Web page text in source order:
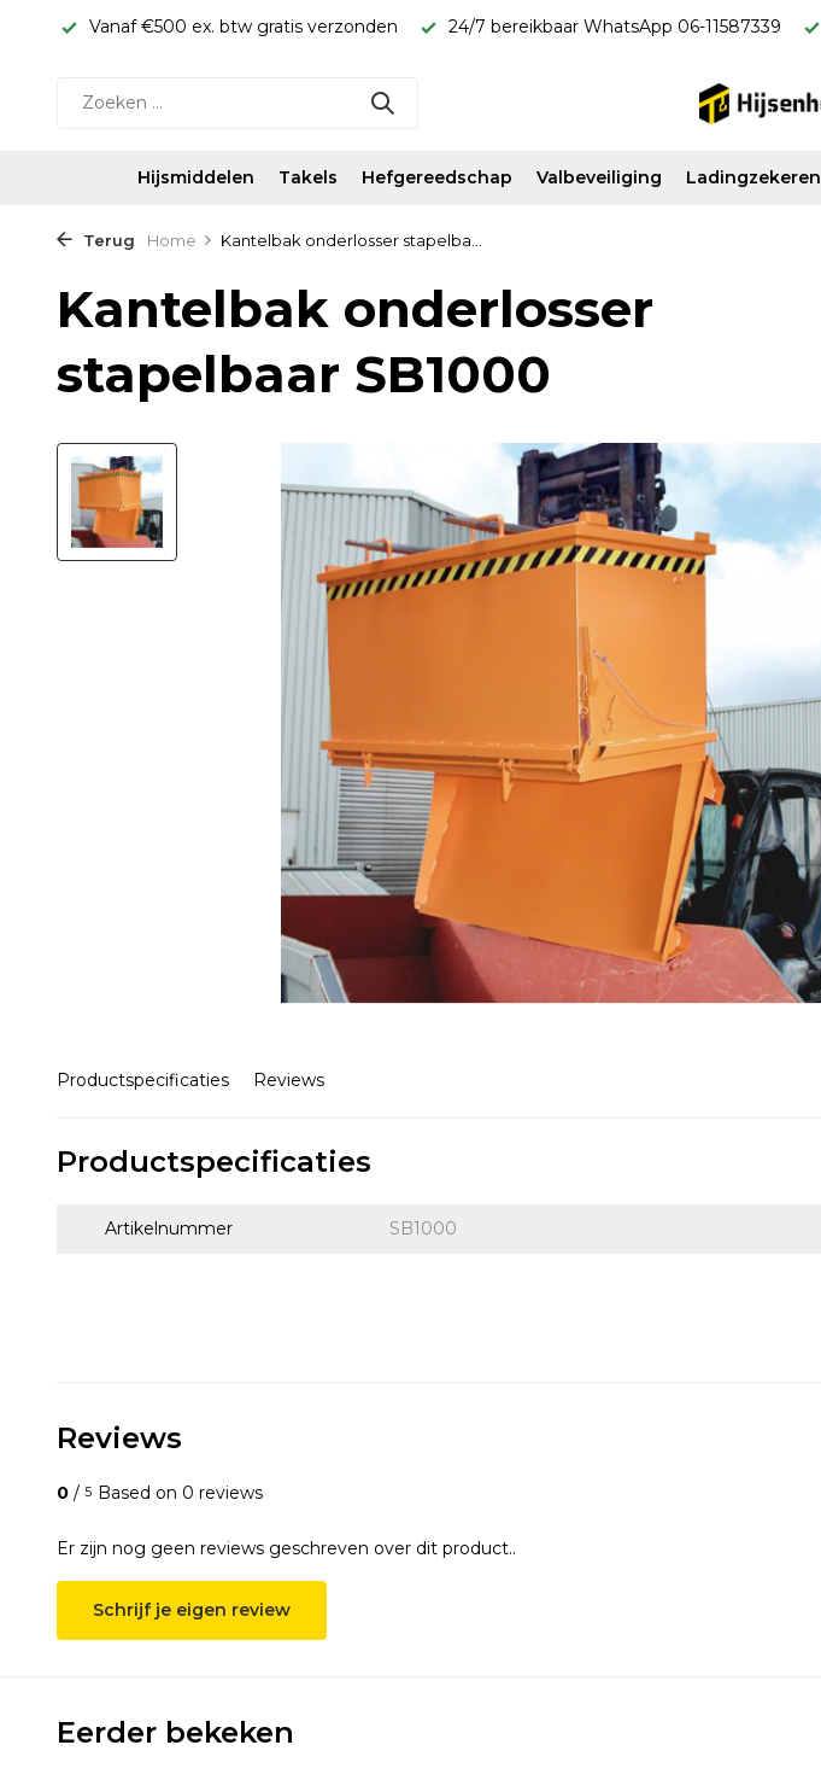
Vanaf €500 ex. btw gratis verzonden 24/7 bereikbaar WhatsApp 06-11587339
Hijsmiddelen Takels Hefgereedschap Valbeveiliging Ladingzekeren
Terug Home Kantelbak onderlosser stapelba...
Kantelbak onderlosser
stapelbaar SB1000
Productspecificaties Reviews
Productspecificaties
Artikelnummer SB1000
Reviews
0 / 5 Based on 0 reviews
Er zijn nog geen reviews geschreven over dit product..
Schrijf je eigen review
Eerder bekeken